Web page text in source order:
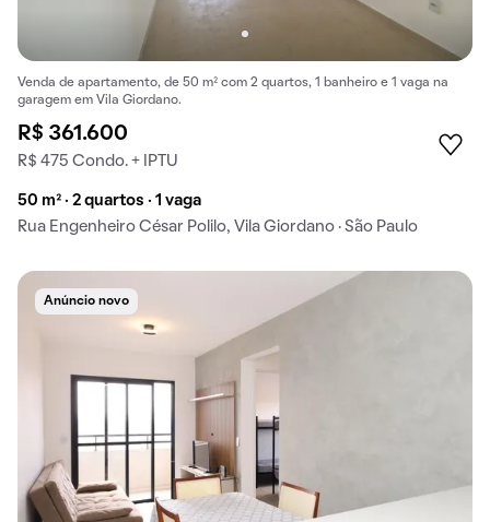
Venda de apartamento, de 50 m² com 2 quartos, 1 banheiro e 1 vaga na
garagem em Vila Giordano.
R$ 361.600
R$ 475 Condo. + IPTU
50 m² · 2 quartos · 1 vaga
Rua Engenheiro César Polilo, Vila Giordano · São Paulo
Anúncio novo